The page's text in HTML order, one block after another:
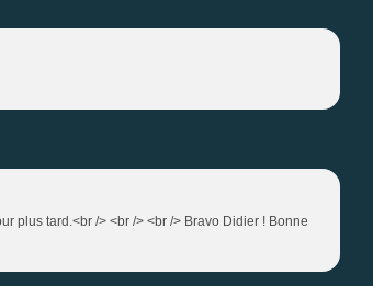
plus tard.<br /> <br /> <br /> Bravo Didier ! Bonne